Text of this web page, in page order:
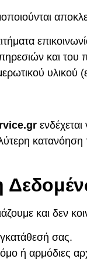
και του
υλικού
.gr
και δεν
σας.
ή αρμόδιες